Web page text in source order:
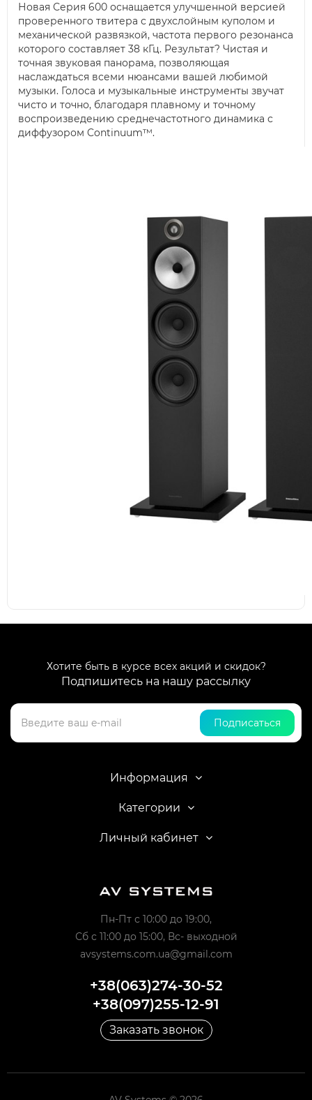
Новая Серия 600 оснащается улучшенной версией
проверенного твитера с двухслойным куполом и
механической развязкой, частота первого резонанса
которого составляет 38 кГц. Результат? Чистая и
точная звуковая панорама, позволяющая
наслаждаться всеми нюансами вашей любимой
музыки. Голоса и музыкальные инструменты звучат
чисто и точно, благодаря плавному и точному
воспроизведению среднечастотного динамика с
диффузором Continuum™.
Хотите быть в курсе всех акций и скидок?
Подпишитесь на нашу рассылку
Подписаться
Информация
Категории
Личный кабинет
Пн-Пт с 10:00 до 19:00,
Сб с 11:00 до 15:00, Вс- выходной
avsystems.com.ua@gmail.com
+38(063)274-30-52
+38(097)255-12-91
Заказать звонок